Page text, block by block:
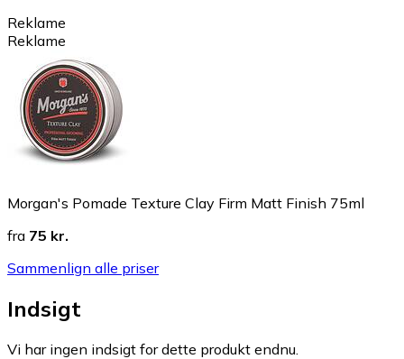
Reklame
Reklame
Morgan's Pomade Texture Clay Firm Matt Finish 75ml
fra 75 kr.
Sammenlign alle priser
Indsigt
Vi har ingen indsigt for dette produkt endnu.